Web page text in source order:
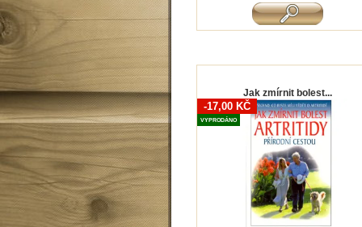
Jak zmírnit bolest...
-17,00 KČ
VYPRODÁNO